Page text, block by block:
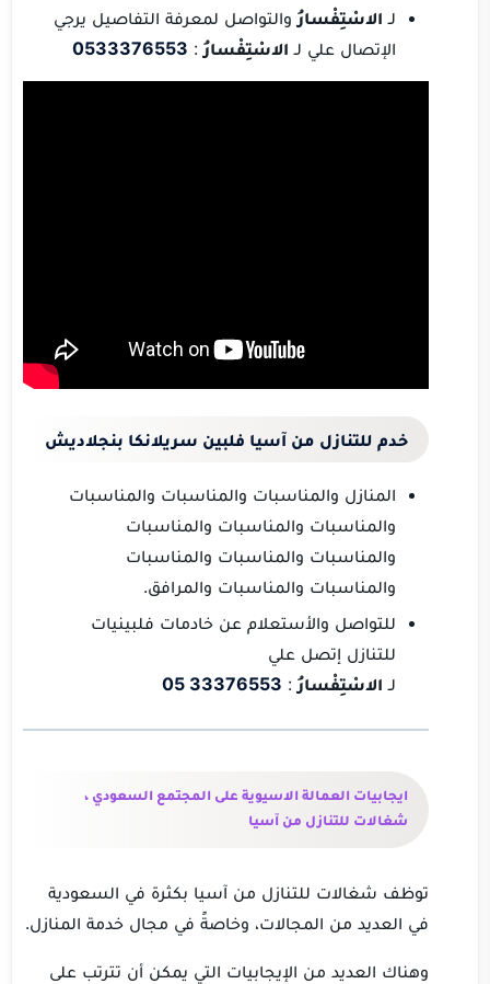
لـ الاسْتِفْسارُ والتواصل لمعرفة التفاصيل يرجي
الإتصال علي لـ الاسْتِفْسارُ :
0533376553
خدم للتنازل من آسيا فلبين سريلانكا بنجلاديش
المنازل والمناسبات والمناسبات والمناسبات
والمناسبات والمناسبات والمناسبات
والمناسبات والمناسبات والمناسبات
والمناسبات والمناسبات والمرافق.
للتواصل والأستعلام عن خادمات فلبينيات
للتنازل إتصل علي
لـ الاسْتِفْسارُ :
05 33376553
ايجابيات العمالة الاسيوية على المجتمع السعودي ،
شغالات للتنازل من آسيا
توظف شغالات للتنازل من آسيا بكثرة في السعودية
في العديد من المجالات، وخاصةً في مجال خدمة المنازل.
وهناك العديد من الإيجابيات التي يمكن أن تترتب على